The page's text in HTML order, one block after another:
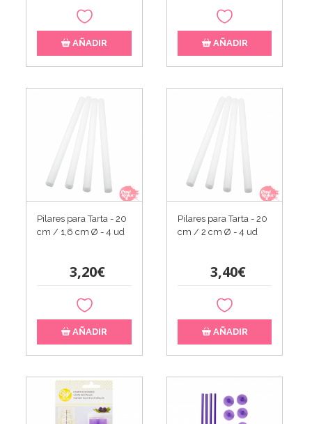
AÑADIR AÑADIR
Pilares para Tarta - 20
cm / 1,6 cm Ø - 4 ud
3,20€
AÑADIR
Pilares para Tarta - 20
cm / 2 cm Ø - 4 ud
3,40€
AÑADIR